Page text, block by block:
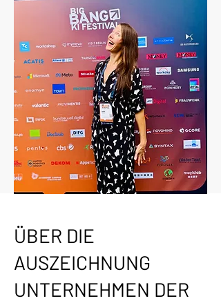
ÜBER DIE
AUSZEICHNUNG
UNTERNEHMEN DER